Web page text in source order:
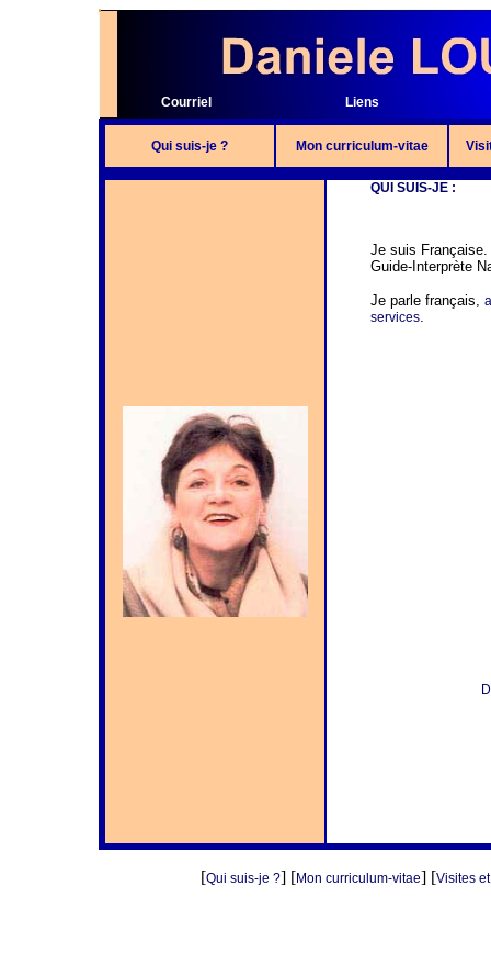
Courriel Liens
Qui suis-je ? Mon curriculum-vitae
QUI SUIS-JE :
Je suis Française.
Guide-Interprète
Je parle français,
services.
[Qui suis-je ?] [Mon curriculum-vitae] [Visites